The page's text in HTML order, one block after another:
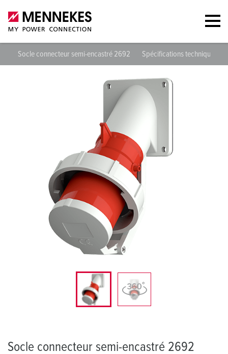
Socle connecteur semi-encastré 2692 Spécifications techniques
Socle connecteur semi-encastré 2692